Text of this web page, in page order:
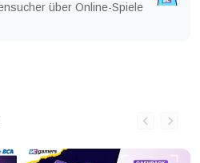
über Online-Spiele